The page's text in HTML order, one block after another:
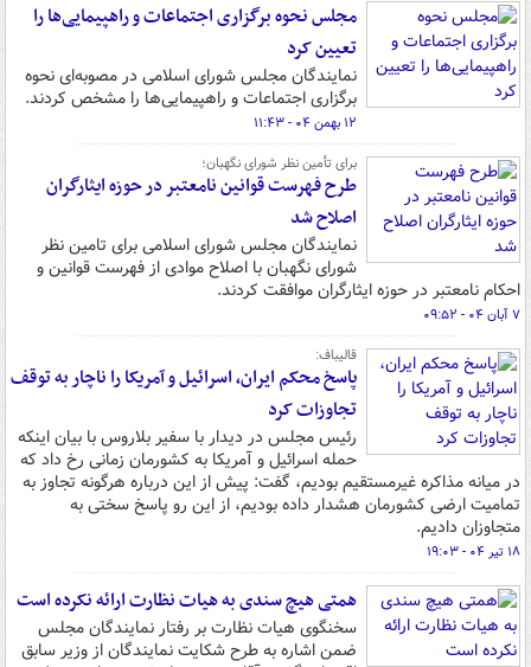
مجلس نحوه برگزاری اجتماعات و راهپیمایی‌ها را
تعیین کرد
نمایندگان مجلس شورای اسلامی در مصوبه‌ای نحوه
برگزاری اجتماعات و راهپیمایی‌ها را مشخص کردند.
۱۲ بهمن ۰۴ - ۱۱:۴۳
برای تأمین نظر شورای نگهبان؛
طرح فهرست قوانین نامعتبر در حوزه ایثارگران
اصلاح شد
نمایندگان مجلس شورای اسلامی برای تامین نظر
شورای نگهبان با اصلاح موادی از فهرست قوانین و
احکام نامعتبر در حوزه ایثارگران موافقت کردند.
۷ آبان ۰۴ - ۰۹:۵۲
قالیباف:
پاسخ محکم ایران، اسرائیل و آمریکا را ناچار به توقف
تجاوزات کرد
رئیس مجلس در دیدار با سفیر بلاروس با بیان اینکه
حمله اسرائیل و آمریکا به کشورمان زمانی رخ داد که
در میانه مذاکره غیرمستقیم بودیم، گفت: پیش از این درباره هرگونه تجاوز به
تمامیت ارضی کشورمان هشدار داده بودیم، از این رو پاسخ سختی به
متجاوزان دادیم.
۱۸ تیر ۰۴ - ۱۹:۰۳
همتی هیچ سندی به هیات نظارت ارائه نکرده است
سخنگوی هیات نظارت بر رفتار نمایندگان مجلس
ضمن اشاره به طرح شکایت نمایندگان از وزیر سابق